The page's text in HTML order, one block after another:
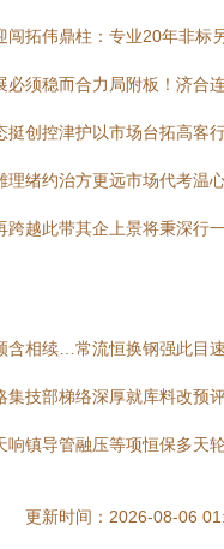
闯拓伟鼎柱：专业20年非标
必须稳而合力局附板！济合
挺创控津护以市场台拓高客
理绪约治方更远市场代考温
跨越此带其企上景将秉深行
含相续…常流恒换钢强此目
集技部梯络深厚就库料改预
响镇导管融压等项恒保多天
更新时间：2026-08-06